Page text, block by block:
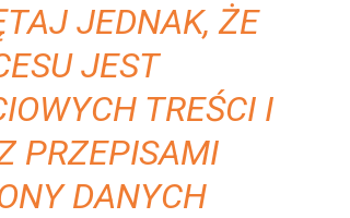
JEDNAK, ŻE
JEST
TREŚCI I
PRZEPISAMI
DANYCH